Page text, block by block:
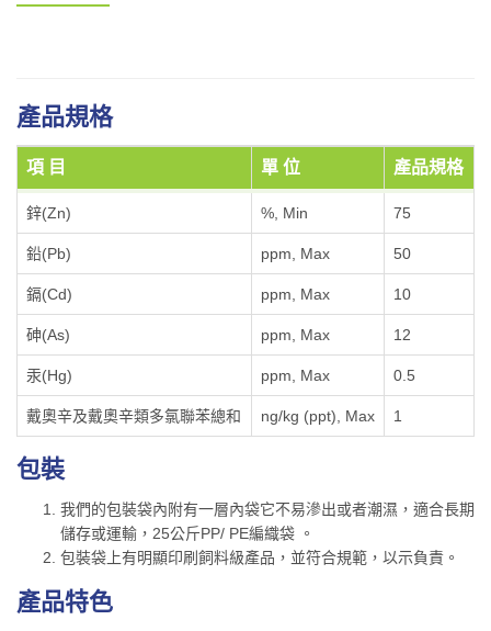
產品規格
項 目 單 位 產品規格
鋅(Zn) %, Min 75
鉛(Pb) ppm, Max 50
鎘(Cd) ppm, Max 10
砷(As) ppm, Max 12
汞(Hg) ppm, Max 0.5
戴奧辛及戴奧辛類多氯聯苯總和 ng/kg (ppt), Max 1
包裝
我們的包裝袋內附有一層內袋它不易滲出或者潮濕，適合長期
儲存或運輸，25公斤PP/ PE編織袋 。
包裝袋上有明顯印刷飼料級產品，並符合規範，以示負責。
產品特色